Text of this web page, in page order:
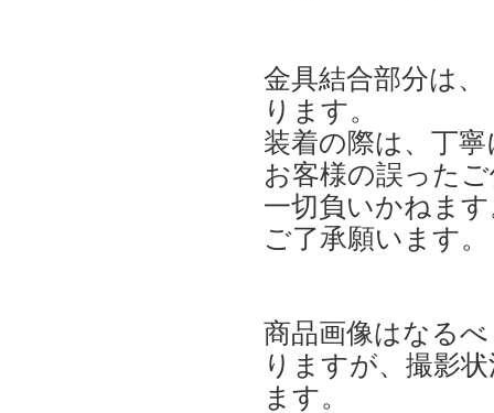
金具結合部分は
ります。
装着の際は、丁
お客様の誤った
一切負いかねま
ご了承願います。
商品画像はなる
りますが、撮影
ます。